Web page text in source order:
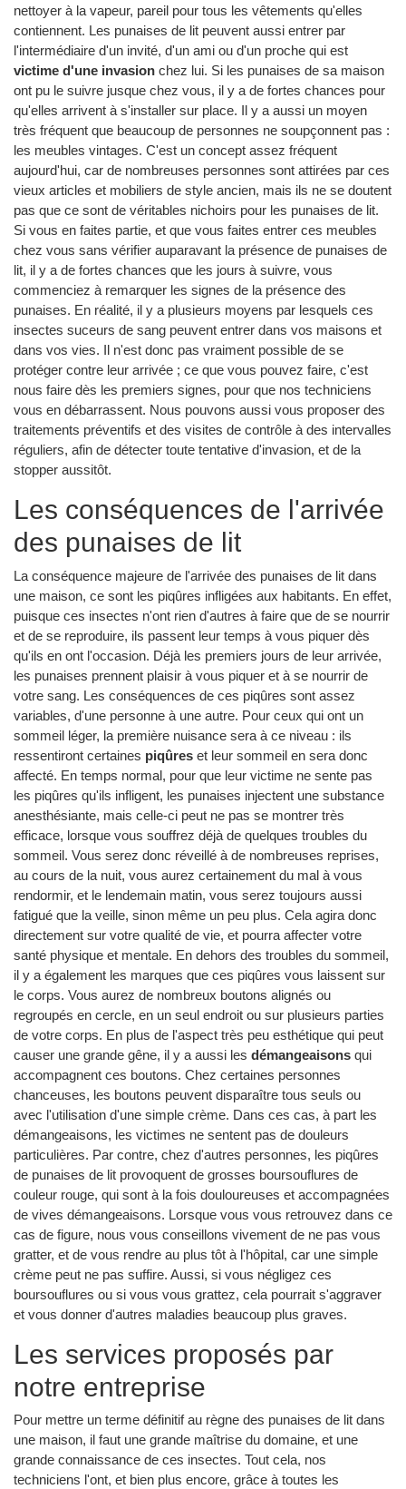
nettoyer à la vapeur, pareil pour tous les vêtements qu'elles
contiennent. Les punaises de lit peuvent aussi entrer par
l'intermédiaire d'un invité, d'un ami ou d'un proche qui est
victime d'une invasion chez lui. Si les punaises de sa maison
ont pu le suivre jusque chez vous, il y a de fortes chances pour
qu'elles arrivent à s'installer sur place. Il y a aussi un moyen
très fréquent que beaucoup de personnes ne soupçonnent pas :
les meubles vintages. C'est un concept assez fréquent
aujourd'hui, car de nombreuses personnes sont attirées par ces
vieux articles et mobiliers de style ancien, mais ils ne se doutent
pas que ce sont de véritables nichoirs pour les punaises de lit.
Si vous en faites partie, et que vous faites entrer ces meubles
chez vous sans vérifier auparavant la présence de punaises de
lit, il y a de fortes chances que les jours à suivre, vous
commenciez à remarquer les signes de la présence des
punaises. En réalité, il y a plusieurs moyens par lesquels ces
insectes suceurs de sang peuvent entrer dans vos maisons et
dans vos vies. Il n'est donc pas vraiment possible de se
protéger contre leur arrivée ; ce que vous pouvez faire, c'est
nous faire dès les premiers signes, pour que nos techniciens
vous en débarrassent. Nous pouvons aussi vous proposer des
traitements préventifs et des visites de contrôle à des intervalles
réguliers, afin de détecter toute tentative d'invasion, et de la
stopper aussitôt.
Les conséquences de l'arrivée
des punaises de lit
La conséquence majeure de l'arrivée des punaises de lit dans
une maison, ce sont les piqûres infligées aux habitants. En effet,
puisque ces insectes n'ont rien d'autres à faire que de se nourrir
et de se reproduire, ils passent leur temps à vous piquer dès
qu'ils en ont l'occasion. Déjà les premiers jours de leur arrivée,
les punaises prennent plaisir à vous piquer et à se nourrir de
votre sang. Les conséquences de ces piqûres sont assez
variables, d'une personne à une autre. Pour ceux qui ont un
sommeil léger, la première nuisance sera à ce niveau : ils
ressentiront certaines piqûres et leur sommeil en sera donc
affecté. En temps normal, pour que leur victime ne sente pas
les piqûres qu'ils infligent, les punaises injectent une substance
anesthésiante, mais celle-ci peut ne pas se montrer très
efficace, lorsque vous souffrez déjà de quelques troubles du
sommeil. Vous serez donc réveillé à de nombreuses reprises,
au cours de la nuit, vous aurez certainement du mal à vous
rendormir, et le lendemain matin, vous serez toujours aussi
fatigué que la veille, sinon même un peu plus. Cela agira donc
directement sur votre qualité de vie, et pourra affecter votre
santé physique et mentale. En dehors des troubles du sommeil,
il y a également les marques que ces piqûres vous laissent sur
le corps. Vous aurez de nombreux boutons alignés ou
regroupés en cercle, en un seul endroit ou sur plusieurs parties
de votre corps. En plus de l'aspect très peu esthétique qui peut
causer une grande gêne, il y a aussi les démangeaisons qui
accompagnent ces boutons. Chez certaines personnes
chanceuses, les boutons peuvent disparaître tous seuls ou
avec l'utilisation d'une simple crème. Dans ces cas, à part les
démangeaisons, les victimes ne sentent pas de douleurs
particulières. Par contre, chez d'autres personnes, les piqûres
de punaises de lit provoquent de grosses boursouflures de
couleur rouge, qui sont à la fois douloureuses et accompagnées
de vives démangeaisons. Lorsque vous vous retrouvez dans ce
cas de figure, nous vous conseillons vivement de ne pas vous
gratter, et de vous rendre au plus tôt à l'hôpital, car une simple
crème peut ne pas suffire. Aussi, si vous négligez ces
boursouflures ou si vous vous grattez, cela pourrait s'aggraver
et vous donner d'autres maladies beaucoup plus graves.
Les services proposés par
notre entreprise
Pour mettre un terme définitif au règne des punaises de lit dans
une maison, il faut une grande maîtrise du domaine, et une
grande connaissance de ces insectes. Tout cela, nos
techniciens l'ont, et bien plus encore, grâce à toutes les